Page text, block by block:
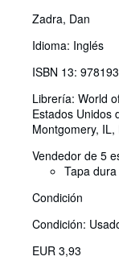
Zadra, Dan
Idioma: Inglés
ISBN 13:
Librería: World
Estados Unidos
Montgomery,
Vendedor de 5
Tapa dura
Condición
Condición:
EUR 3,93